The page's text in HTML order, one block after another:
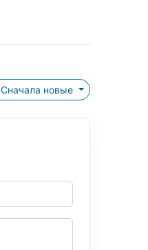
Сортировка: Сначала новые